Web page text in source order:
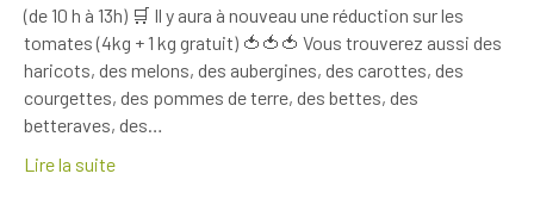
(de 10 h à 13h) 🛒 Il y aura à nouveau une réduction sur les
tomates (4kg + 1 kg gratuit) 🍅🍅🍅 Vous trouverez aussi des
haricots, des melons, des aubergines, des carottes, des
courgettes, des pommes de terre, des bettes, des
betteraves, des…
Lire la suite